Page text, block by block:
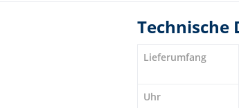
Technische
Lieferumfang
Uhr